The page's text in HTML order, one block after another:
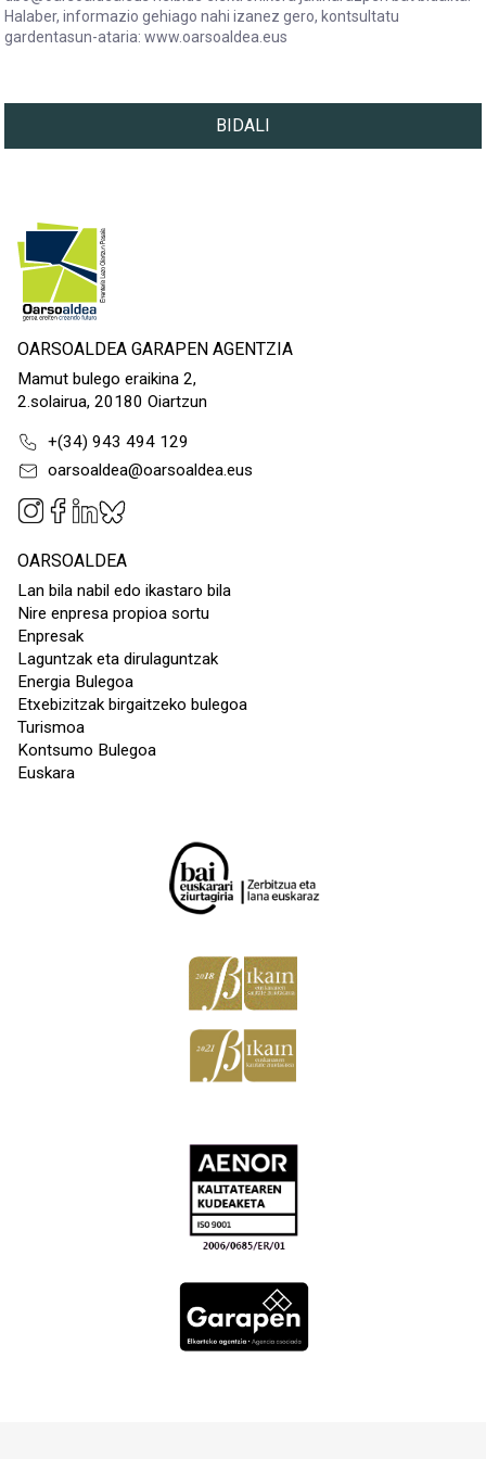
Halaber, informazio gehiago nahi izanez gero, kontsultatu
gardentasun-ataria: www.oarsoaldea.eus
BIDALI
OARSOALDEA GARAPEN AGENTZIA
Mamut bulego eraikina 2,
2.solairua, 20180 Oiartzun
+(34) 943 494 129
oarsoaldea@oarsoaldea.eus
OARSOALDEA
Lan bila nabil edo ikastaro bila
Nire enpresa propioa sortu
Enpresak
Laguntzak eta dirulaguntzak
Energia Bulegoa
Etxebizitzak birgaitzeko bulegoa
Turismoa
Kontsumo Bulegoa
Euskara